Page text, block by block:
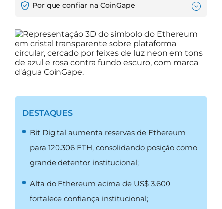
Por que confiar na CoinGape
DESTAQUES
Bit Digital aumenta reservas de Ethereum
para 120.306 ETH, consolidando posição como
grande detentor institucional;
Alta do Ethereum acima de US$ 3.600
fortalece confiança institucional;